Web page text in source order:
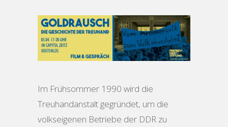
Im Frühsommer 1990 wird die
Treuhandanstalt gegründet, um die
volkseigenen Betriebe der DDR zu